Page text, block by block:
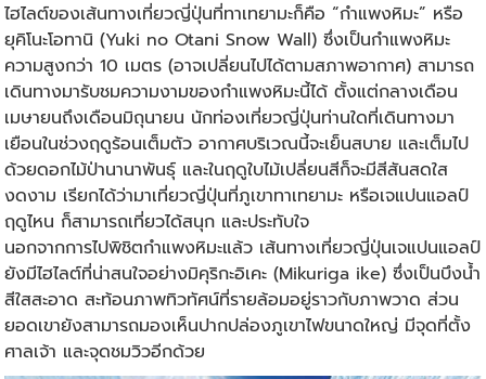
ไฮไลต์ของเส้นทางเที่ยวญี่ปุ่นที่ทาเทยามะก็คือ “กำแพงหิมะ” หรือ
ยุคิโนะโอทานิ (Yuki no Otani Snow Wall) ซึ่งเป็นกำแพงหิมะ
ความสูงกว่า 10 เมตร (อาจเปลี่ยนไปได้ตามสภาพอากาศ) สามารถ
เดินทางมารับชมความงามของกำแพงหิมะนี้ได้ ตั้งแต่กลางเดือน
เมษายนถึงเดือนมิถุนายน นักท่องเที่ยวญี่ปุ่นท่านใดที่เดินทางมา
เยือนในช่วงฤดูร้อนเต็มตัว อากาศบริเวณนี้จะเย็นสบาย และเต็มไป
ด้วยดอกไม้ป่านานาพันธุ์ และในฤดูใบไม้เปลี่ยนสีก็จะมีสีสันสดใส
งดงาม เรียกได้ว่ามาเที่ยวญี่ปุ่นที่ภูเขาทาเทยามะ หรือเจแปนแอลป์
ฤดูไหน ก็สามารถเที่ยวได้สนุก และประทับใจ
นอกจากการไปพิชิตกำแพงหิมะแล้ว เส้นทางเที่ยวญี่ปุ่นเจแปนแอลป์
ยังมีไฮไลต์ที่น่าสนใจอย่างมิคุริกะอิเคะ (Mikuriga ike) ซึ่งเป็นบึงน้ำ
สีใสสะอาด สะท้อนภาพทิวทัศน์ที่รายล้อมอยู่ราวกับภาพวาด ส่วน
ยอดเขายังสามารถมองเห็นปากปล่องภูเขาไฟขนาดใหญ่ มีจุดที่ตั้ง
ศาลเจ้า และจุดชมวิวอีกด้วย